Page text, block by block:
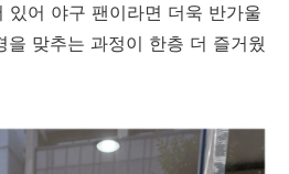
있어 야구 팬이라면 더욱 반가울
을 맞추는 과정이 한층 더 즐거웠